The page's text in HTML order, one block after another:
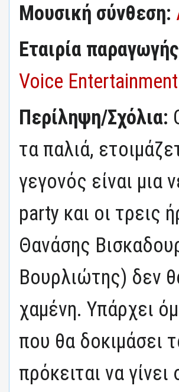
Μουσική σύνθεση:
Εταιρία
Voice Entertainment
Περίληψη/Σχόλια:
τα παλιά,
γεγονός είναι μια
party και οι τρεις
Θανάσης
Βουρλιώτης) δεν
χαμένη. Υπάρχει
που θα δοκιμάσει
πρόκειται να